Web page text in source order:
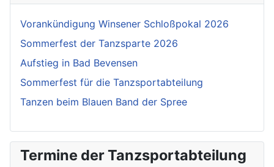
Vorankündigung Winsener Schloßpokal 2026
Sommerfest der Tanzsparte 2026
Aufstieg in Bad Bevensen
Sommerfest für die Tanzsportabteilung
Tanzen beim Blauen Band der Spree
Termine der Tanzsportabteilung